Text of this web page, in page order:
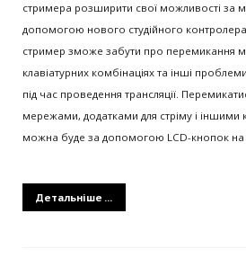
стримера розширити свої можливості за
допомогою нового студійного
стример зможе забути про перемикання
клавіатурних комбінаціях та інші
під час проведення трансляції.
мережами, додатками для стріму і
можна буде за допомогою LCD-кнопок на
Детальніше ...